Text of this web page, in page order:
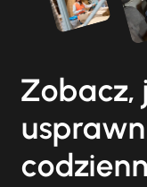
Zobacz,